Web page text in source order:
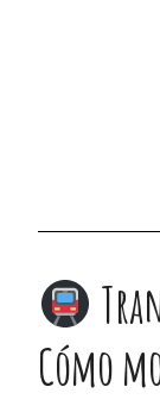
Te dejo un
entre islas y